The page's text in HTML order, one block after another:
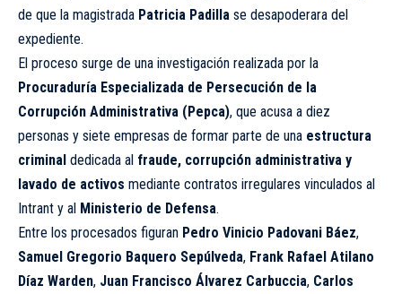
de que la magistrada Patricia Padilla se desapoderara del
expediente.
El proceso surge de una investigación realizada por la
Procuraduría Especializada de Persecución de la
Corrupción Administrativa (Pepca), que acusa a diez
personas y siete empresas de formar parte de una estructura
criminal dedicada al fraude, corrupción administrativa y
lavado de activos mediante contratos irregulares vinculados al
Intrant y al Ministerio de Defensa.
Entre los procesados figuran Pedro Vinicio Padovani Báez,
Samuel Gregorio Baquero Sepúlveda, Frank Rafael Atilano
Díaz Warden, Juan Francisco Álvarez Carbuccia, Carlos